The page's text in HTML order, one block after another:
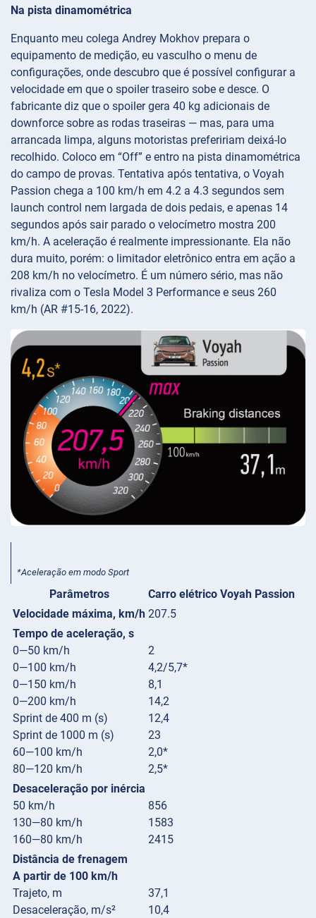
Na pista dinamométrica
Enquanto meu colega Andrey Mokhov prepara o
equipamento de medição, eu vasculho o menu de
configurações, onde descubro que é possível configurar a
velocidade em que o spoiler traseiro sobe e desce. O
fabricante diz que o spoiler gera 40 kg adicionais de
downforce sobre as rodas traseiras — mas, para uma
arrancada limpa, alguns motoristas prefeririam deixá-lo
recolhido. Coloco em “Off” e entro na pista dinamométrica
do campo de provas. Tentativa após tentativa, o Voyah
Passion chega a 100 km/h em 4.2 a 4.3 segundos sem
launch control nem largada de dois pedais, e apenas 14
segundos após sair parado o velocímetro mostra 200
km/h. A aceleração é realmente impressionante. Ela não
dura muito, porém: o limitador eletrônico entra em ação a
208 km/h no velocímetro. É um número sério, mas não
rivaliza com o Tesla Model 3 Performance e seus 260
km/h (AR #15-16, 2022).
*Aceleração em modo Sport
Parâmetros
Carro elétrico Voyah Passion
Velocidade máxima, km/h 207.5
Tempo de aceleração, s
0—50 km/h
0—100 km/h
0—150 km/h
0—200 km/h
Sprint de 400 m (s)
Sprint de 1000 m (s)
60—100 km/h
80—120 km/h
2
4,2/5,7*
8,1
14,2
12,4
23
2,0*
2,5*
Desaceleração por inércia
50 km/h
130—80 km/h
160—80 km/h
856
1583
2415
Distância de frenagem
A partir de 100 km/h
Trajeto, m
Desaceleração, m/s²
37,1
10,4